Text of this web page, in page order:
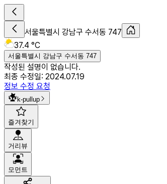
서울특별시 강남구 수서동 747
37.4 °C
서울특별시 강남구 수서동 747
작성된 설명이 없습니다.
최종 수정일: 2024.07.19
정보 수정 요청
k-pullup
즐겨찾기
거리뷰
모먼트